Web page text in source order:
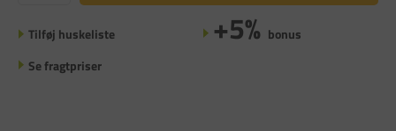
Tilføj huskeliste +5% bonus
Se fragtpriser